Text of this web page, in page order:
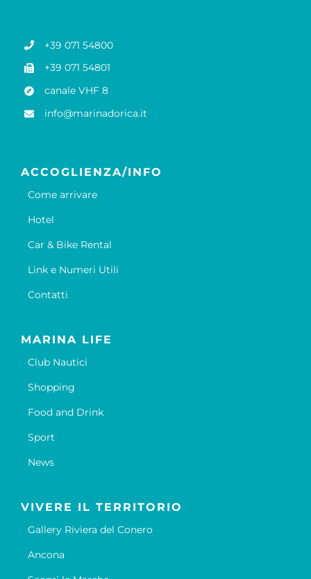
+39 071 54800
+39 071 54801
canale VHF 8
info@marinadorica.it
ACCOGLIENZA/INFO
Come arrivare
Hotel
Car & Bike Rental
Link e Numeri Utili
Contatti
MARINA LIFE
Club Nautici
Shopping
Food and Drink
Sport
News
VIVERE IL TERRITORIO
Gallery Riviera del Conero
Ancona